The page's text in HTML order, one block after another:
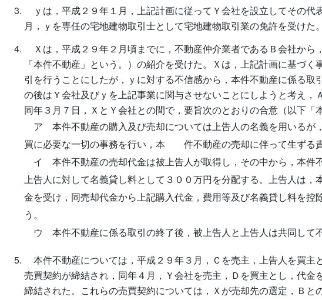
ｙは，平成２９年１月，上記計画に従ってＹ会社を設立してその代
月，ｙを専任の宅地建物取引士として宅地建物取引業の免許を受けた。
Ｘは，平成２９年２月頃までに，不動産仲介業者であるＢ会社から
「本件不動産」という。）の紹介を受けた。Ｘは，上記計画に基づ
引を行うことにしたが，ｙに対する不信感から，本件不動産に係る取
の後はＹ会社及びｙを上記事業に関与させないことにしようと考え，
同年３月７日，ＸとＹ会社との間で，要旨次のとおりの合意（以下「
ア 本件不動産の購入及び売却については上告人の名義を用いるが
買に必要な一切の事務を行い，本 件不動産の売却に伴って生ずる責
イ 本件不動産の売却代金は被上告人が取得し，その中から，本件
上告人に対して名義貸し料として３００万円を分配する。上告人は，
金を受け，同売却代金から上記購入代金，費用等及び名義貸し料を控
う。
ウ 本件不動産に係る取引の終了後，被上告人と上告人は共同して
本件不動産については，平成２９年３月，Ｃを売主，上告人を買主
売買契約が締結され，同年４月，Ｙ会社を売主，Ｄを買主とし，代金
締結された。これらの売買契約については，Ｘが売却先の選定，Ｂと